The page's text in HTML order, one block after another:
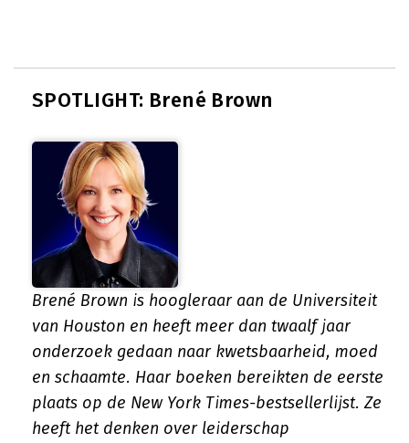
SPOTLIGHT: Brené Brown
Brené Brown is hoogleraar aan de Universiteit
van Houston en heeft meer dan twaalf jaar
onderzoek gedaan naar kwetsbaarheid, moed
en schaamte. Haar boeken bereikten de eerste
plaats op de New York Times-bestsellerlijst. Ze
heeft het denken over leiderschap